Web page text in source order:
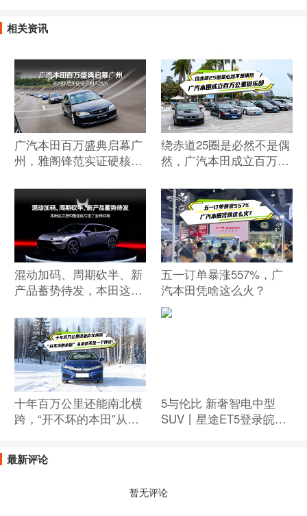
相关资讯
广汽本田百万盛典启幕广
州，雅阁锋范实证硬核耐
绕赤道25圈是必然不是偶
然，广汽本田成立百万公
混动加码、周期砍半、新
产品蓄势待发，本田这次
略
五一订单暴涨557%，广
汽本田凭啥这么火？
十年百万公里还能南北横
跨，“开不坏的本田”从来
5与伦比 新奢智电中型
SUV丨星途ET5登录皖赣
最新评论
暂无评论